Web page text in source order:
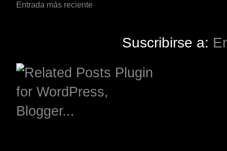
Entrada más reciente
Suscribirse a: